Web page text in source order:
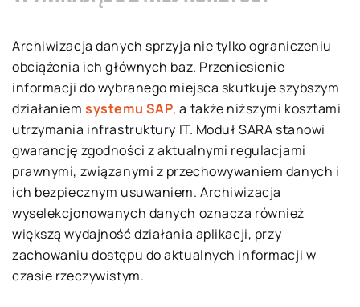
Archiwizacja danych sprzyja nie tylko ograniczeniu
obciążenia ich głównych baz. Przeniesienie
informacji do wybranego miejsca skutkuje szybszym
działaniemsystemu SAP, a także niższymi kosztami
utrzymania infrastruktury IT. Moduł SARA stanowi
gwarancję zgodności z aktualnymi regulacjami
prawnymi, związanymi z przechowywaniem danych i
ich bezpiecznym usuwaniem. Archiwizacja
wyselekcjonowanych danych oznacza również
większą wydajność działania aplikacji, przy
zachowaniu dostępu do aktualnych informacji w
czasie rzeczywistym.